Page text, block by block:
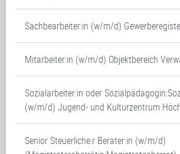
Sachbearbeiter:in (w/m/d)
Mitarbeiter:in (w/m/d) Objektbereich
Sozialarbeiter:in oder
(w/m/d) Jugend- und Kulturzentrum
Senior Steuerliche:r Berater:in (w/m/d)